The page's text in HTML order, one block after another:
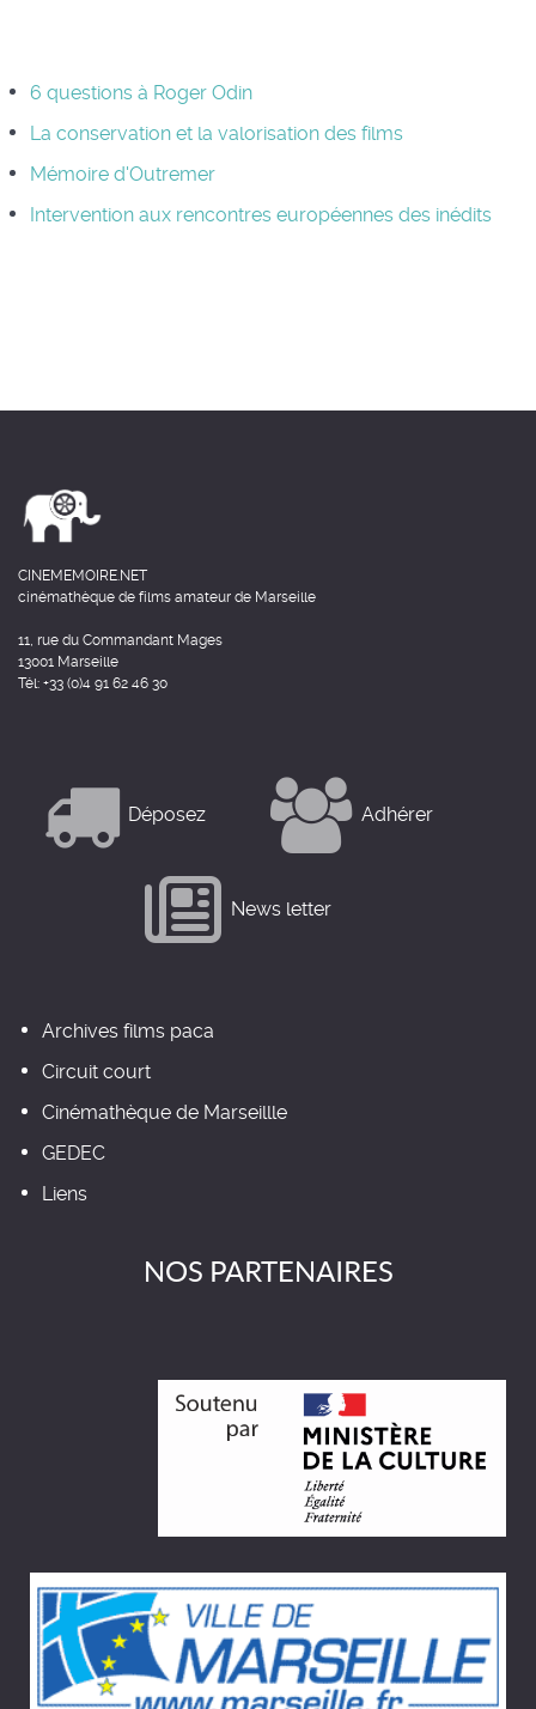
6 questions à Roger Odin
La conservation et la valorisation des films
Mémoire d'Outremer
Intervention aux rencontres européennes des inédits
CINEMEMOIRE.NET
cinémathèque de films amateur de Marseille
11, rue du Commandant Mages
13001 Marseille
Tél: +33 (0)4 91 62 46 30
Déposez Adhérer
News letter
Archives films paca
Circuit court
Cinémathèque de Marseillle
GEDEC
Liens
NOS PARTENAIRES